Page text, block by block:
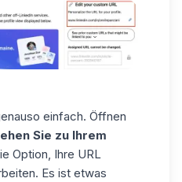
einfach. Öffnen
Sie zu Ihrem
Option, Ihre URL
Es ist etwas